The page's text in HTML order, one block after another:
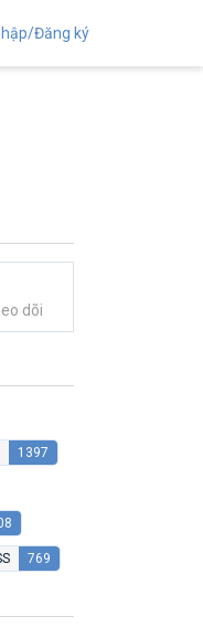
Đăng ký
dõi
1397
769